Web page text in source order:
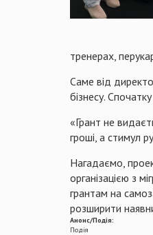
тренерах,
Саме від
бізнесу.
«Грант не
гроші, а стимул
Нагадаємо,
організацією з
грантам на
розширити
Анонс/Подія:
Подія